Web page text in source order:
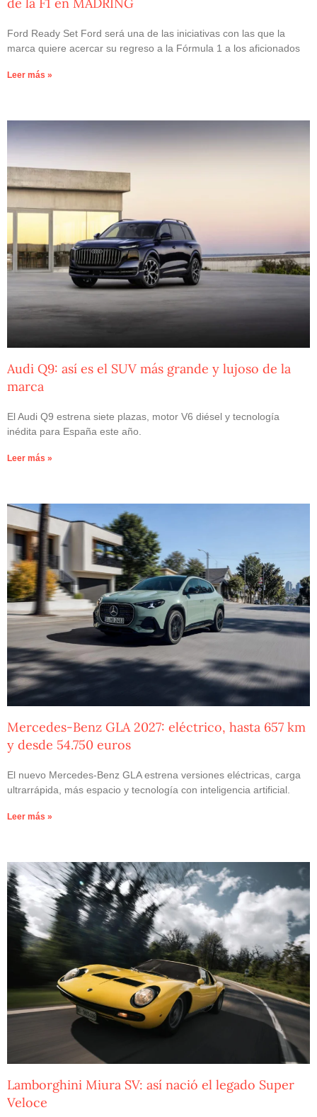
de la F1 en MADRING
Ford Ready Set Ford será una de las iniciativas con las que la
marca quiere acercar su regreso a la Fórmula 1 a los aficionados
Leer más »
Audi Q9: así es el SUV más grande y lujoso de la
marca
El Audi Q9 estrena siete plazas, motor V6 diésel y tecnología
inédita para España este año.
Leer más »
Mercedes-Benz GLA 2027: eléctrico, hasta 657 km
y desde 54.750 euros
El nuevo Mercedes-Benz GLA estrena versiones eléctricas, carga
ultrarrápida, más espacio y tecnología con inteligencia artificial.
Leer más »
Lamborghini Miura SV: así nació el legado Super
Veloce